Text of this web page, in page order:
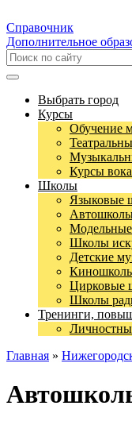
Справочник
Дополнительное
Выбрать город
Курсы
Обучение
Курсы
Школы
Языковые
Модельные
Школы
Детские
Цирковые
Школы
Тренинги,
Главная »